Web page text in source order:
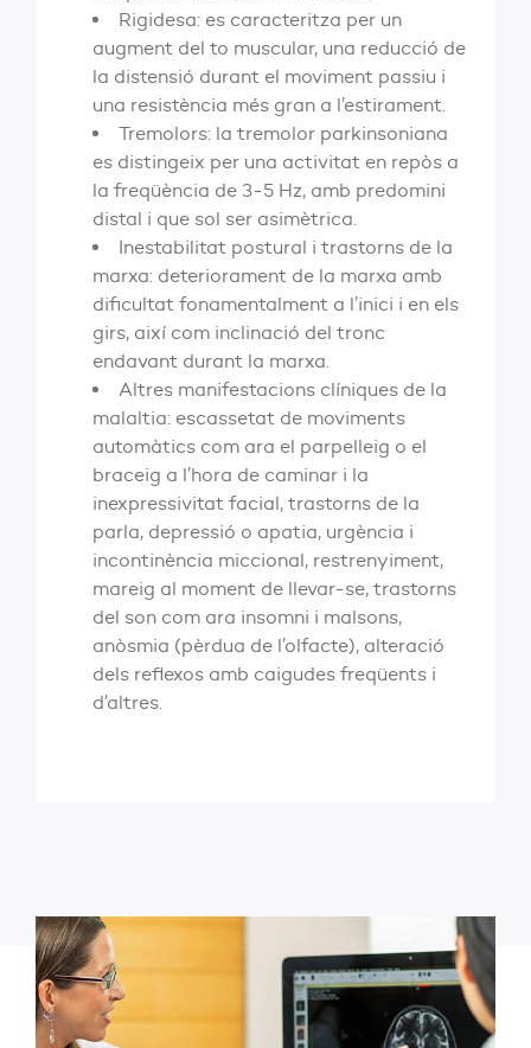
Rigidesa: es caracteritza per un
augment del to muscular, una reducció de
la distensió durant el moviment passiu i
una resistència més gran a l’estirament.
Tremolors: la tremolor parkinsoniana
es distingeix per una activitat en repòs a
la freqüència de 3-5 Hz, amb predomini
distal i que sol ser asimètrica.
Inestabilitat postural i trastorns de la
marxa: deteriorament de la marxa amb
dificultat fonamentalment a l’inici i en els
girs, així com inclinació del tronc
endavant durant la marxa.
Altres manifestacions clíniques de la
malaltia: escassetat de moviments
automàtics com ara el parpelleig o el
braceig a l’hora de caminar i la
inexpressivitat facial, trastorns de la
parla, depressió o apatia, urgència i
incontinència miccional, restrenyiment,
mareig al moment de llevar-se, trastorns
del son com ara insomni i malsons,
anòsmia (pèrdua de l’olfacte), alteració
dels reflexos amb caigudes freqüents i
d’altres.